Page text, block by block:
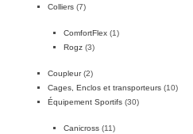
Colliers (7)
ComfortFlex (1)
Rogz (3)
Coupleur (2)
Cages, Enclos et transporteurs (10)
Équipement Sportifs (30)
Canicross (11)